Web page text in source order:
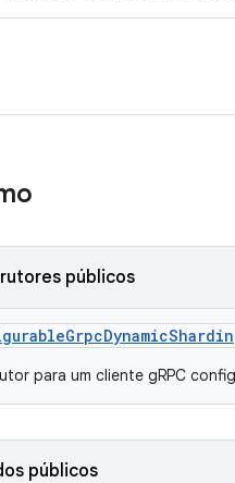
públicos
GrpcDynamic
para um cliente gRPC
públicos